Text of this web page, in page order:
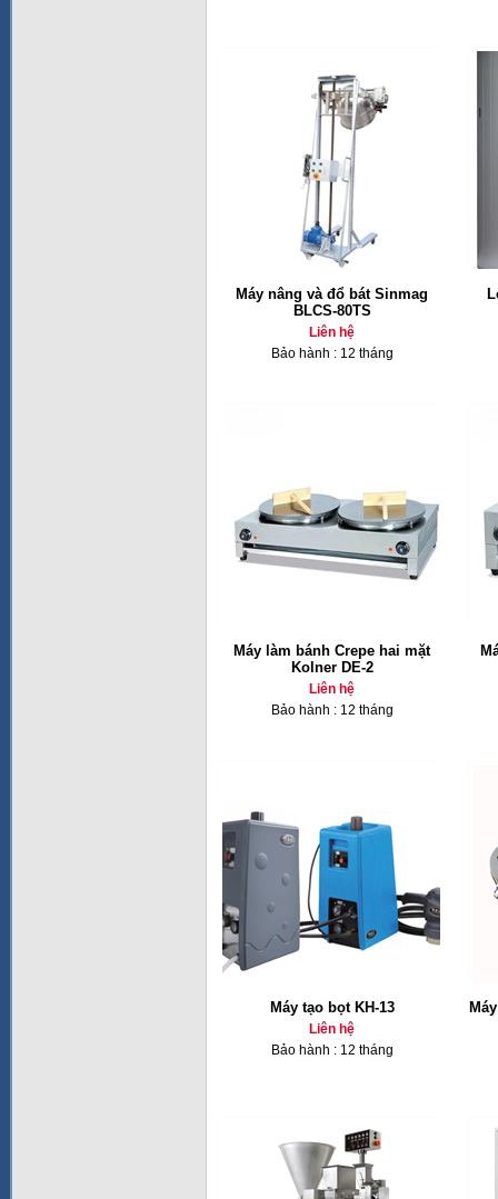
Máy nâng và đổ bát Sinmag
BLCS-80TS
Liên hệ
Bảo hành : 12 tháng
Máy làm bánh Crepe hai mặt
Kolner DE-2
Liên hệ
Bảo hành : 12 tháng
Máy tạo bọt KH-13
Liên hệ
Bảo hành : 12 tháng